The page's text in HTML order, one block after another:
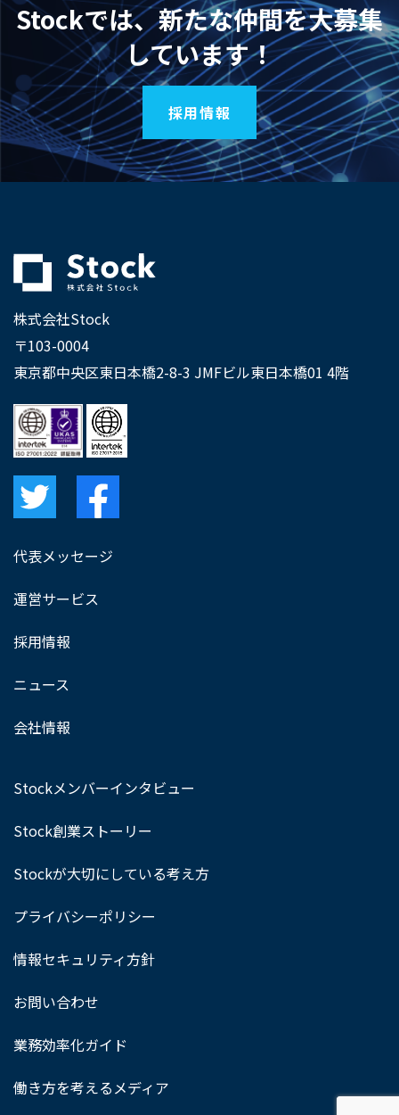
Stockでは、新たな仲間を大募集
しています！
採用情報
株式会社Stock
〒103-0004
東京都中央区東日本橋2-8-3 JMFビル東日本橋01 4階
代表メッセージ
運営サービス
採用情報
ニュース
会社情報
Stockメンバーインタビュー
Stock創業ストーリー
Stockが大切にしている考え方
プライバシーポリシー
情報セキュリティ方針
お問い合わせ
業務効率化ガイド
働き方を考えるメディア